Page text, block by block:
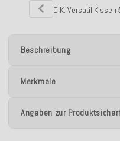
H.O.C.K. Versatil Kissen
Beschreibung
Merkmale
Angaben zur